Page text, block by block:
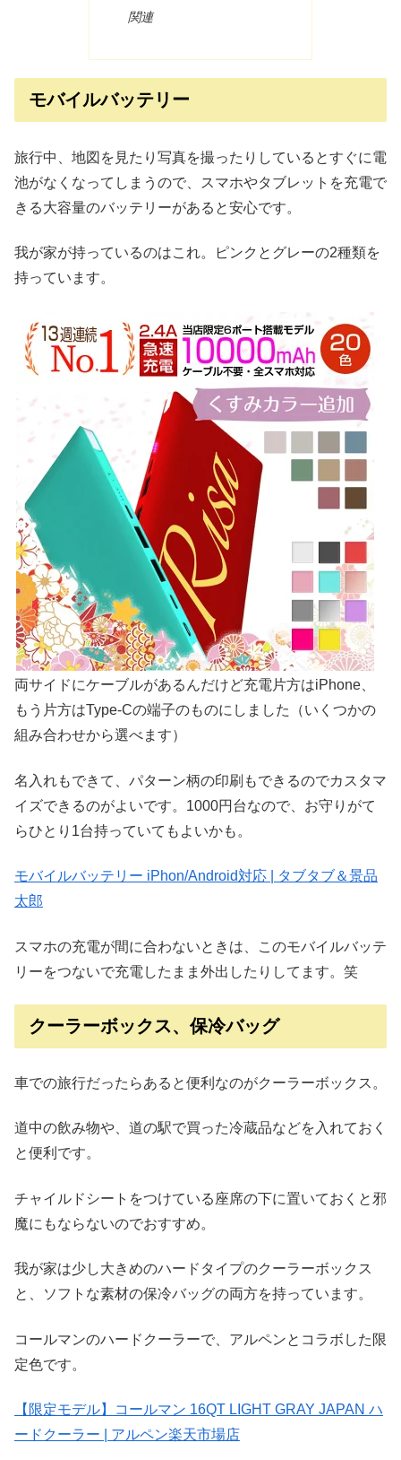
関連
モバイルバッテリー
旅行中、地図を見たり写真を撮ったりしているとすぐに電
池がなくなってしまうので、スマホやタブレットを充電で
きる大容量のバッテリーがあると安心です。
我が家が持っているのはこれ。ピンクとグレーの2種類を
持っています。
両サイドにケーブルがあるんだけど充電片方はiPhone、
もう片方はType-Cの端子のものにしました（いくつかの
組み合わせから選べます）
名入れもできて、パターン柄の印刷もできるのでカスタマ
イズできるのがよいです。1000円台なので、お守りがて
らひとり1台持っていてもよいかも。
モバイルバッテリー iPhon/Android対応 | タブタブ＆景品
太郎
スマホの充電が間に合わないときは、このモバイルバッテ
リーをつないで充電したまま外出したりしてます。笑
クーラーボックス、保冷バッグ
車での旅行だったらあると便利なのがクーラーボックス。
道中の飲み物や、道の駅で買った冷蔵品などを入れておく
と便利です。
チャイルドシートをつけている座席の下に置いておくと邪
魔にもならないのでおすすめ。
我が家は少し大きめのハードタイプのクーラーボックス
と、ソフトな素材の保冷バッグの両方を持っています。
コールマンのハードクーラーで、アルペンとコラボした限
定色です。
【限定モデル】コールマン 16QT LIGHT GRAY JAPAN ハ
ードクーラー | アルペン楽天市場店